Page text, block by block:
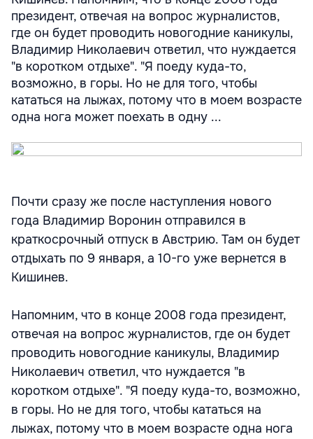
президент, отвечая на вопрос журналистов,
где он будет проводить новогодние каникулы,
Владимир Николаевич ответил, что нуждается
"в коротком отдыхе". "Я поеду куда-то,
возможно, в горы. Но не для того, чтобы
кататься на лыжах, потому что в моем возрасте
одна нога может поехать в одну ...
Почти сразу же после наступления нового
года Владимир Воронин отправился в
краткосрочный отпуск в Австрию. Там он будет
отдыхать по 9 января, а 10-го уже вернется в
Кишинев.
Напомним, что в конце 2008 года президент,
отвечая на вопрос журналистов, где он будет
проводить новогодние каникулы, Владимир
Николаевич ответил, что нуждается "в
коротком отдыхе". "Я поеду куда-то, возможно,
в горы. Но не для того, чтобы кататься на
лыжах, потому что в моем возрасте одна нога